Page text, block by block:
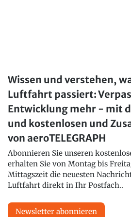
Wissen und verstehen,
Luftfahrt passiert:
Entwicklung mehr - mit
und kostenlosen und
von aeroTELEGRAPH
Abonnieren Sie unseren
erhalten Sie von Montag bis
Mittagszeit die neuesten
Luftfahrt direkt in Ihr Postfach..
Newsletter abonnieren